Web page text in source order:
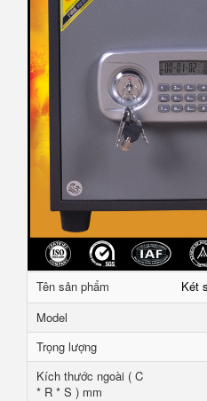
Tên sản phẩm
Két
Model
Trọng lượng
Kích thước ngoài ( C
* R * S ) mm